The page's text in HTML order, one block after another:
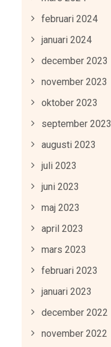
februari 2024
januari 2024
december 2023
november 2023
oktober 2023
september 2023
augusti 2023
juli 2023
juni 2023
maj 2023
april 2023
mars 2023
februari 2023
januari 2023
december 2022
november 2022